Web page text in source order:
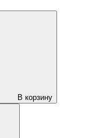
В корзину